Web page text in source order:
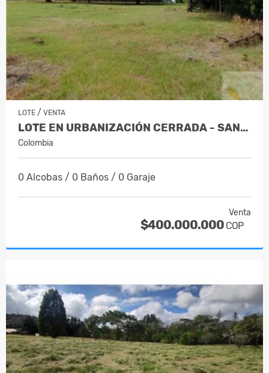
LOTE / VENTA
LOTE EN URBANIZACIÓN CERRADA - SANTA F…
Colombia
0 Alcobas / 0 Baños / 0 Garaje
Venta
$400.000.000 COP